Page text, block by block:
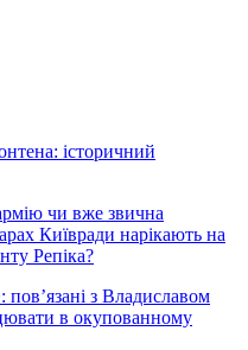
історичний
чи вже звична
Київради нарікають на
Репіка?
пов’язані з Владиславом
в окупованному